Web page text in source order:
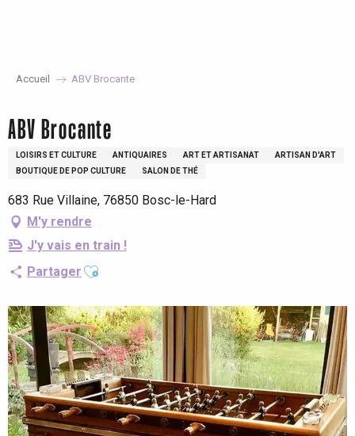
Accueil ABV Brocante
ABV Brocante
LOISIRS ET CULTURE ANTIQUAIRES ART ET ARTISANAT
ARTISAN D'ART
BOUTIQUE DE POP CULTURE
SALON DE THÉ
683 Rue Villaine, 76850 Bosc-le-Hard
M'y rendre
J'y vais en train !
Partager Ajouter aux favoris